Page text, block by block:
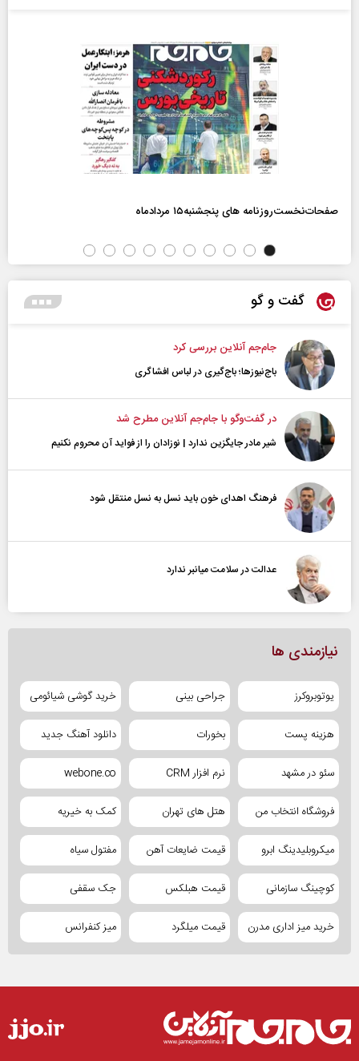
صفحات‌نخست‌روزنامه ها‌ی پنجشنبه‌۱۵ مردادماه
گفت و گو
جام‌جم آنلاین بررسی کرد
باج‌نیوزها؛ باج‌گیری در لباس افشاگری
در گفت‌و‌گو با جام‌جم آنلاین مطرح شد
شیر مادر جایگزین ندارد | نوزادان را از فواید آن محروم نکنیم
فرهنگ اهدای خون باید نسل به نسل منتقل شود
عدالت در سلامت میانبر ندارد
نیازمندی ها
یوتوبروکرز جراحی بینی خرید گوشی شیائومی
هزینه پست بخورات دانلود آهنگ جدید
سئو در مشهد نرم افزار CRM webone.co
فروشگاه انتخاب من هتل های تهران کمک به خیریه
میکروبلیدینگ ابرو قیمت ضایعات آهن مفتول سیاه
کوچینگ سازمانی قیمت هبلکس جک سقفی
خرید میز اداری مدرن قیمت میلگرد میز کنفرانس